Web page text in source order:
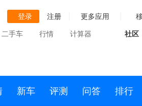
登录 注册 更多应用
二手车 行情 计算器 社区
新车 评测 问答 排行